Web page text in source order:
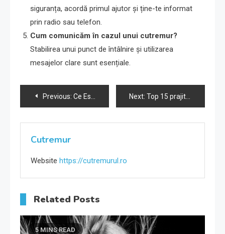
siguranța, acordă primul ajutor și ține-te informat
prin radio sau telefon.
Cum comunicăm în cazul unui cutremur?
Stabilirea unui punct de întâlnire și utilizarea
mesajelor clare sunt esențiale.
Navigare
în
articole
Previous: Ce Este un Cutremur și Care Sunt Cauzele Sale? Next: Top 15 prajituri de casa
Cutremur
Website https://cutremurul.ro
Related Posts
5 MINS READ